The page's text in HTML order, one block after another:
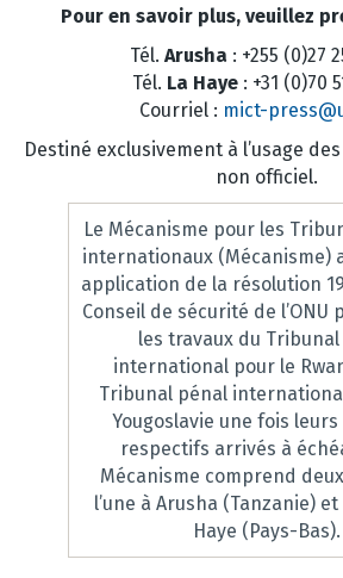
Pour en savoir plus, veuillez
Tél. Arusha : +255 (0)27
Tél. La Haye: +31 (0)70
Courriel : mict-
Destiné exclusivement à l’usage
non officiel.
Le Mécanisme pour les
internationaux (Mécanisme)
application de la résolution
Conseil de sécurité de l’ONU
les travaux du
international pour le
Tribunal pénal
Yougoslavie une fois
respectifs arrivés à
Mécanisme comprend
l’une à Arusha (Tanzanie) et
Haye (Pays-Bas).